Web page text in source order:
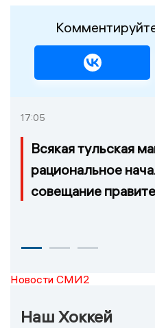
17:05
Всякая тульская
рациональное
совещание
Новости СМИ2
Наш Хоккей